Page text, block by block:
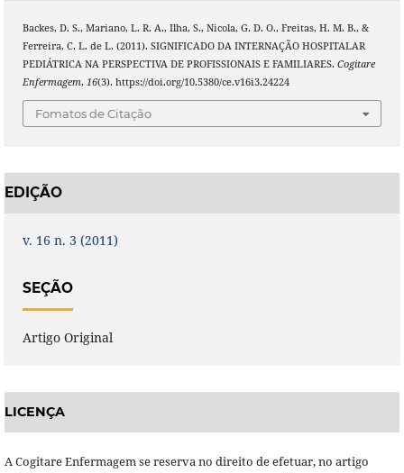
Backes, D. S., Mariano, L. R. A., Ilha, S., Nicola, G. D. O., Freitas, H. M. B., &
Ferreira, C. L. de L. (2011). SIGNIFICADO DA INTERNAÇÃO HOSPITALAR
PEDIÁTRICA NA PERSPECTIVA DE PROFISSIONAIS E FAMILIARES. Cogitare
Enfermagem, 16(3). https://doi.org/10.5380/ce.v16i3.24224
Fomatos de Citação
EDIÇÃO
v. 16 n. 3 (2011)
SEÇÃO
Artigo Original
LICENÇA
A Cogitare Enfermagem se reserva no direito de efetuar, no artigo